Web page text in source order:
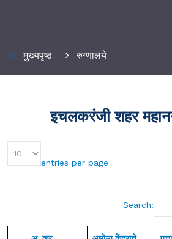
मुख्यपृष्ठ रुग्णालये
इचलकरंजी शहर
entries per page
Search: